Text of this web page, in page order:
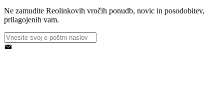
Ne zamudite Reolinkovih vročih ponudb, novic in posodobitev,
prilagojenih vam.